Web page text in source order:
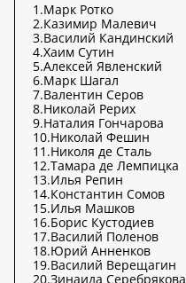
1.Марк Ротко
2.Казимир Малевич
3.Василий Кандинский
4.Хаим Сутин
5.Алексей Явленский
6.Марк Шагал
7.Валентин Серов
8.Николай Рерих
9.Наталия Гончарова
10.Николай Фешин
11.Николя де Сталь
12.Тамара де Лемпицка
13.Илья Репин
14.Константин Сомов
15.Илья Машков
16.Борис Кустодиев
17.Василий Поленов
18.Юрий Анненков
19.Василий Верещагин
20.Зинаида Серебрякова